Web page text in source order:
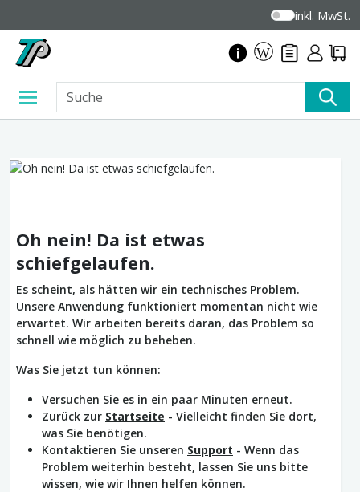
inkl. MwSt.
Oh nein! Da ist etwas
schiefgelaufen.
Es scheint, als hätten wir ein technisches Problem.
Unsere Anwendung funktioniert momentan nicht wie
erwartet. Wir arbeiten bereits daran, das Problem so
schnell wie möglich zu beheben.
Was Sie jetzt tun können:
Versuchen Sie es in ein paar Minuten erneut.
Zurück zur Startseite - Vielleicht finden Sie dort,
was Sie benötigen.
Kontaktieren Sie unseren Support - Wenn das
Problem weiterhin besteht, lassen Sie uns bitte
wissen, wie wir Ihnen helfen können.